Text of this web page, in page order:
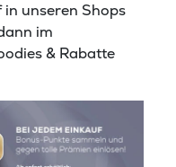
unseren Shops
im
& Rabatte